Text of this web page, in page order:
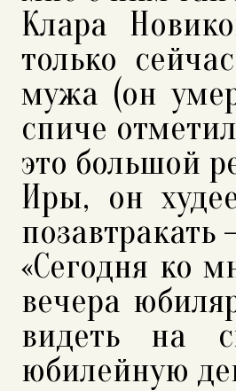
Клара
только
мужа (он
спиче
это большой
Иры, он
позавтракать
«Сегодня ко
вечера
видеть на
юбилейную